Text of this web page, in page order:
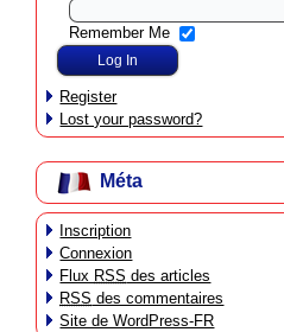
Remember Me
Register
Lost your password?
Méta
Inscription
Connexion
Flux RSS des articles
RSS des commentaires
Site de WordPress-FR